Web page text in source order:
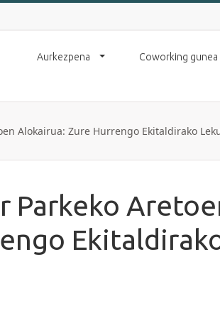
Aurkezpena Coworking gunea
Alokairua: Zure Hurrengo Ekitaldirako
Parkeko